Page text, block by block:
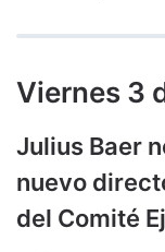
Viernes 3
Julius Baer
nuevo
del Comité